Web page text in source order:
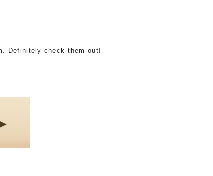
Definitely check them out!